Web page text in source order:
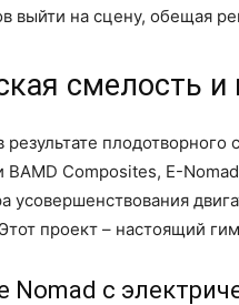
выйти на сцену, обещая
смелость и
плодотворного
BAMD Composites, E-
усовершенствования
проект – настоящий
Nomad с